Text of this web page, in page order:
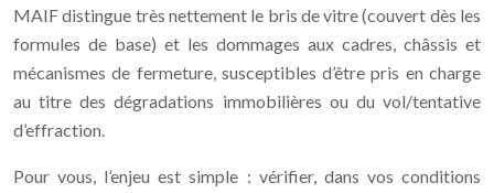
MAIF distingue très nettement le bris de vitre (couvert dès les
formules de base) et les dommages aux cadres, châssis et
mécanismes de fermeture, susceptibles d’être pris en charge
au titre des dégradations immobilières ou du vol/tentative
d’effraction.
Pour vous, l’enjeu est simple : vérifier, dans vos conditions